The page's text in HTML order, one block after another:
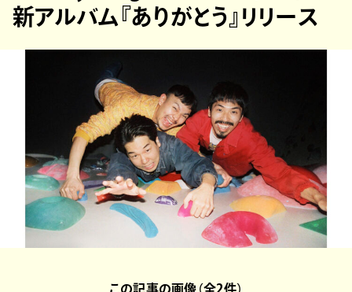
新アルバム『ありがとう』リリース
この記事の画像（全2件）